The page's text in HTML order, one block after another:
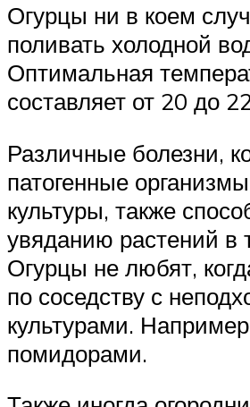
Огурцы ни в коем
поливать холодной
Оптимальная
составляет от 20 до
Различные болезни,
патогенные
культуры, также
увяданию растений в
Огурцы не любят,
по соседству с
культурами.
помидорами.